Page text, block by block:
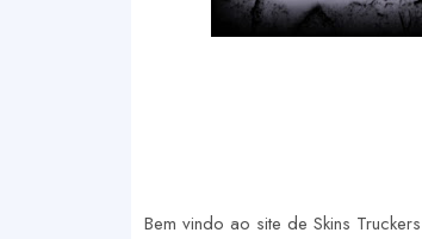
Bem vindo ao site de Skins